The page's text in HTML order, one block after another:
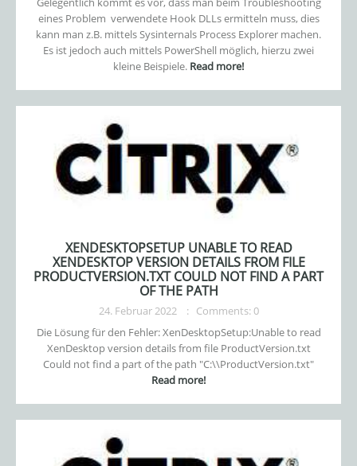
eines Problem verwendete Hook DLLs ermitteln muss, dies
kann man z.B. mittels Sysinternals Process Explorer machen.
Es ist jedoch auch mittels PowerShell möglich, hierzu zwei
kleine Beispiele. Read more!
XENDESKTOPSETUP UNABLE TO READ
XENDESKTOP VERSION DETAILS FROM FILE
PRODUCTVERSION.TXT COULD NOT FIND A PART
OF THE PATH
24. Februar 2022
Comments: 0
Die Lösung für den Fehler: XenDesktopSetup:Unable to read
XenDesktop version details from file ProductVersion.txt
Could not find a part of the path "C:\\ProductVersion.txt"
Read more!